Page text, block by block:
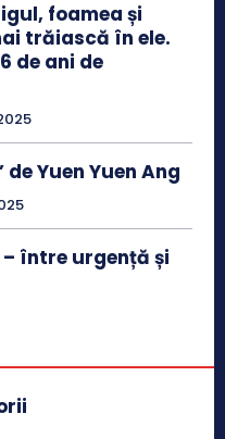
foamea și
trăiască în ele.
de ani de
Yuen Yuen Ang
între urgență și